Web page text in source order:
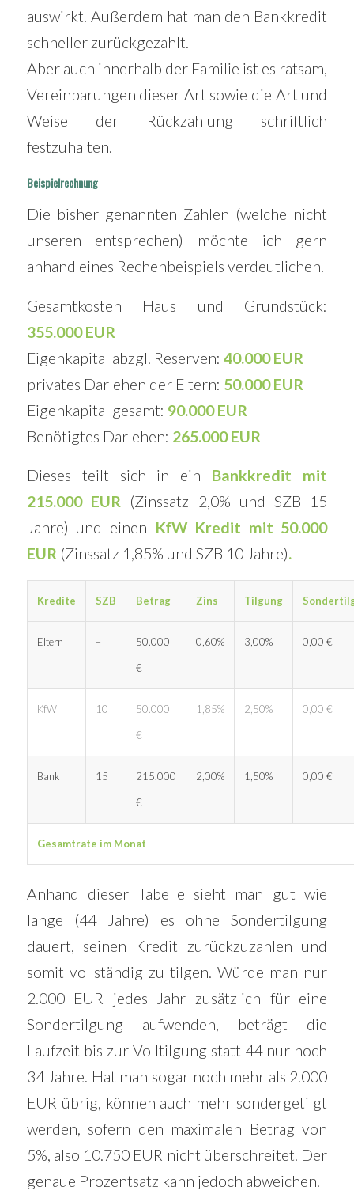
auswirkt. Außerdem hat man den Bankkredit
schneller zurückgezahlt.
Aber auch innerhalb der Familie ist es ratsam,
Vereinbarungen dieser Art sowie die Art und
Weise der Rückzahlung schriftlich
festzuhalten.
Beispielrechnung
Die bisher genannten Zahlen (welche nicht
unseren entsprechen) möchte ich gern
anhand eines Rechenbeispiels verdeutlichen.
Gesamtkosten Haus und Grundstück:
355.000 EUR
Eigenkapital abzgl. Reserven: 40.000 EUR
privates Darlehen der Eltern: 50.000 EUR
Eigenkapital gesamt: 90.000 EUR
Benötigtes Darlehen: 265.000 EUR
Dieses teilt sich in ein Bankkredit mit
215.000 EUR (Zinssatz 2,0% und SZB 15
Jahre) und einen KfW Kredit mit 50.000
EUR (Zinssatz 1,85% und SZB 10 Jahre).
Kredite SZB Betrag Zins Tilgung
Eltern – 50.000
€
0,60% 3,00% 0,00 €
KfW 10 50.000
€
1,85% 2,50% 0,00 €
Bank 15 215.000
€
2,00% 1,50% 0,00 €
Gesamtrate im Monat
Anhand dieser Tabelle sieht man gut wie
lange (44 Jahre) es ohne Sondertilgung
dauert, seinen Kredit zurückzuzahlen und
somit vollständig zu tilgen. Würde man nur
2.000 EUR jedes Jahr zusätzlich für eine
Sondertilgung aufwenden, beträgt die
Laufzeit bis zur Volltilgung statt 44 nur noch
34 Jahre. Hat man sogar noch mehr als 2.000
EUR übrig, können auch mehr sondergetilgt
werden, sofern den maximalen Betrag von
5%, also 10.750 EUR nicht überschreitet. Der
genaue Prozentsatz kann jedoch abweichen.